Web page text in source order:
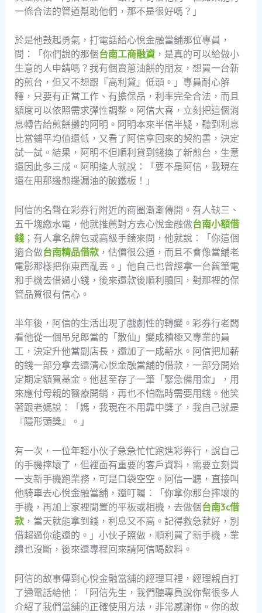
一條合法的管道幫助他們，那不是很好嗎？」
於是他鼓起勇氣，打電話給心悅金融當舖那位專員，
問：「你們說的那個台南工商融資，是真的可以給做小
生意的人申請嗎？我有個賣蔥油餅的朋友，想買一台新
的煎台，但又不想跟『高利貸』低頭。」專員耐心解
釋，只要有正當工作、有擔保品，利率完全合法，而且
額度可以依照需求彈性調整。阿信大喜，立刻把這個消
息轉告給煎餅攤的阿明。阿明本來半信半疑，聽到利息
比當鋪平均值還低，又看了阿信拿回來的契約書，決定
試一試。結果，阿明不但順利貸到錢換了新煎台，生意
還因此多三成。阿明逢人就說：「要不是阿信，我現在
還在用那邊煎邊漏油的破鐵板！」
阿信的名聲在彩券行附近的商圈漸漸傳開。有人缺三、
五千塊繳水電，他就推薦對方去心悅金融做台南小額借
錢；有人拿名牌包或高級手錶來問，他就說：「你這個
適合做台南精品借款，估價很公道，而且不會像當舖老
電影那樣把你東西亂丟。」他自己也曾經拿一台舊筆電
和手機去借過小錢，後來還款後順利贖回，對那裡的保
管品質很有信心。
半年後，阿信的生活出現了戲劇性的轉變。彩券行老闆
看他從一個吊兒郎當的「散仙」變成積極又專業的員
工，決定升他當副店長，還加了一成薪水。阿信把加薪
的錢一部分拿去還清心悅金融當舖的借款，一部分開始
定期定額買基金。他甚至存了一筆「緊急備用金」，用
來應付母親的醫療開銷，再也不怕臨時需要用錢。他笑
著跟老媽說：「媽，我現在不用靠中獎了，我自己就是
『隱形頭獎』。」
有一次，一位年輕小伙子急急忙忙跑進彩券行，說自己
的手機摔壞了，但裡面有重要的客戶資料，需要立刻買
一支新手機跑業務，可是口袋空空。阿信一聽，直接叫
他騎車去心悅金融當舖，還叮囑：「你拿你那台摔壞的
手機，再加上家裡閒置的平板或相機，去做個台南3c借
款，當天就能拿到錢，利息又不高。記得救急就好，別
借超過你能還的。」小伙子照做，順利買了新手機，業
績也沒斷，後來還專程回來請阿信喝飲料。
阿信的故事傳到心悅金融當舖的經理耳裡，經理親自打
了通電話給他：「阿信先生，我們聽專員說你幫很多人
介紹了我們當舖的正確使用方法，非常感謝你。你的故